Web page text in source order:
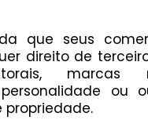
que seus
direito de
marcas
ou
propriedade.